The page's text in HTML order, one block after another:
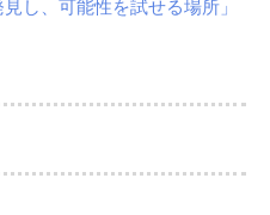
し、可能性を試せる場所」